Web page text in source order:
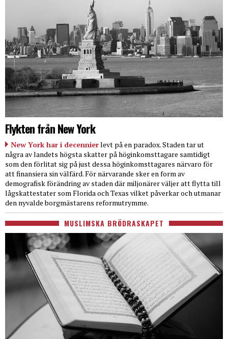
Flykten från New York
New York har i decennierlevt på en paradox. Staden tar ut
några av landets högsta skatter på höginkomsttagare samtidigt
som den förlitat sig på just dessa höginkomsttagares närvaro för
att finansiera sin välfärd. För närvarande sker en form av
demografisk förändring av staden där miljonärer väljer att flytta till
lågskattestater som Florida och Texas vilket påverkar och utmanar
den nyvalde borgmästarens reformutrymme.
MUSLIMSKA BRÖDRASKAPET